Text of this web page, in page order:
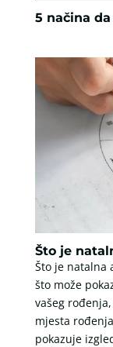
5 načina
Što je
Što je natalna
što može
vašeg
mjesta
pokazuje